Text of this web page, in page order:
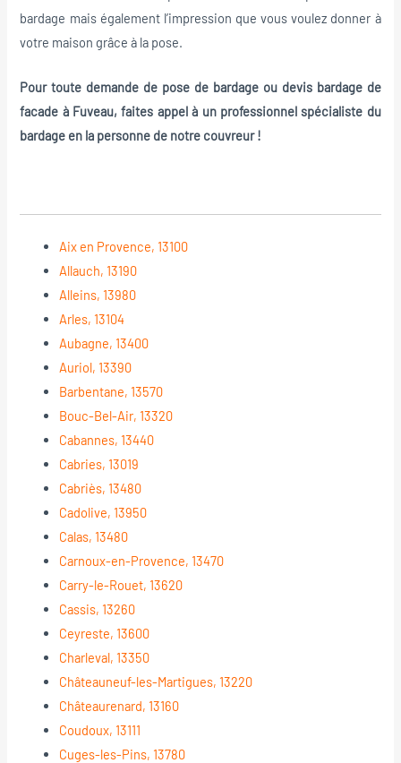
bardage mais également l’impression que vous voulez donner à
votre maison grâce à la pose.
Pour toute demande de pose de bardage ou devis bardage de
facade à Fuveau, faites appel à un professionnel spécialiste du
bardage en la personne de notre couvreur !
Aix en Provence, 13100
Allauch, 13190
Alleins, 13980
Arles, 13104
Aubagne, 13400
Auriol, 13390
Barbentane, 13570
Bouc-Bel-Air, 13320
Cabannes, 13440
Cabries, 13019
Cabriès, 13480
Cadolive, 13950
Calas, 13480
Carnoux-en-Provence, 13470
Carry-le-Rouet, 13620
Cassis, 13260
Ceyreste, 13600
Charleval, 13350
Châteauneuf-les-Martigues, 13220
Châteaurenard, 13160
Coudoux, 13111
Cuges-les-Pins, 13780